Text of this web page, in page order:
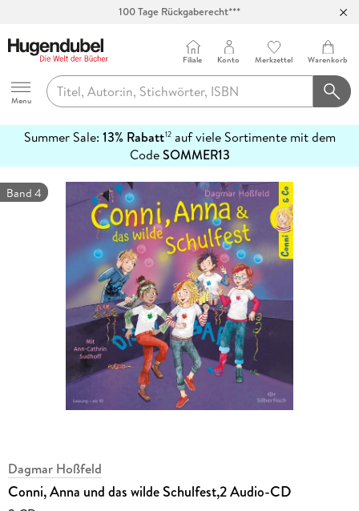
Hugendubel
Menu
Filiale Konto Merkzettel Warenkorb
Summer Sale: 13% Rabatt12auf viele Sortimente mit dem
CodeSOMMER13
erfahren
Band 4
Dagmar Hoßfeld
Conni, Anna und das wilde Schulfest,2 Audio-CD